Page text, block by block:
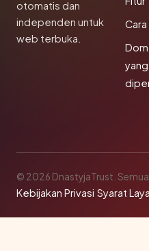
otomatis dan
independen untuk
web terbuka.
© 2026 DnastyjaTrust. Semua
Kebijakan Privasi·Syarat